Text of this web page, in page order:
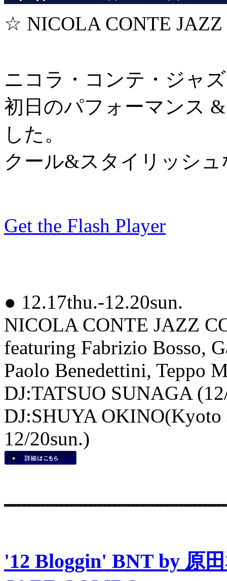
☆ NICOLA CONTE JAZZ
ニコラ・コンテ・ジャ
初日のパフォーマンス
した。
クール&スタイリッシュ
Get the Flash Player
● 12.17thu.-12.20sun.
NICOLA CONTE JAZZ
featuring Fabrizio Bosso,
Paolo Benedettini, Teppo
DJ:TATSUO SUNAGA
DJ:SHUYA OKINO(Kyoto
12/20sun.)
'12 Bloggin' BNT by 原